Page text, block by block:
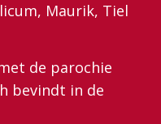
Maurik, Tiel
de parochie
bevindt in de